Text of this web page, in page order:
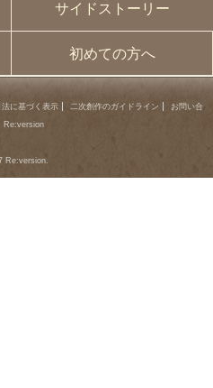
サイドストーリー
初めての方へ
に基づく表示 二次創作のガイドライン
お問い合
Re:version
Re:version.